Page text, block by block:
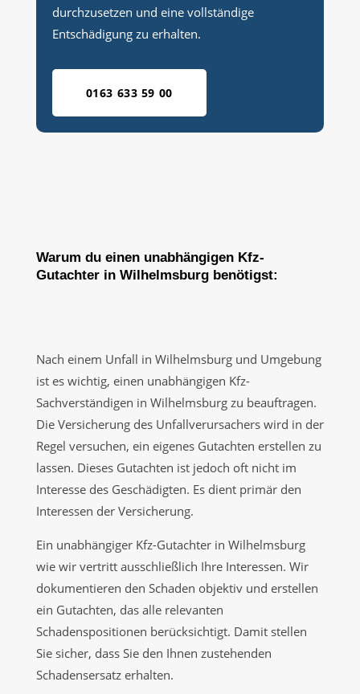
durchzusetzen und eine vollständige
Entschädigung zu erhalten.
0163 633 59 00
Warum du einen unabhängigen Kfz-
Gutachter in Wilhelmsburg benötigst:
Nach einem Unfall in Wilhelmsburg und Umgebung
ist es wichtig, einen unabhängigen Kfz-
Sachverständigen in Wilhelmsburg zu beauftragen.
Die Versicherung des Unfallverursachers wird in der
Regel versuchen, ein eigenes Gutachten erstellen zu
lassen. Dieses Gutachten ist jedoch oft nicht im
Interesse des Geschädigten. Es dient primär den
Interessen der Versicherung.
Ein unabhängiger Kfz-Gutachter in Wilhelmsburg
wie wir vertritt ausschließlich Ihre Interessen. Wir
dokumentieren den Schaden objektiv und erstellen
ein Gutachten, das alle relevanten
Schadenspositionen berücksichtigt. Damit stellen
Sie sicher, dass Sie den Ihnen zustehenden
Schadensersatz erhalten.